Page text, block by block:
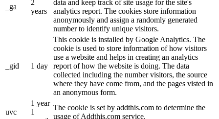
_ga
2
years
data and keep track of site usage for the site's
analytics report. The cookies store information
anonymously and assign a randomly generated
number to identify unique visitors.
_gid 1 day
This cookie is installed by Google Analytics. The
cookie is used to store information of how visitors
use a website and helps in creating an analytics
report of how the website is doing. The data
collected including the number visitors, the source
where they have come from, and the pages visted in
an anonymous form.
uvc
1 year
1
The cookie is set by addthis.com to determine the
usage of Addthis.com service.